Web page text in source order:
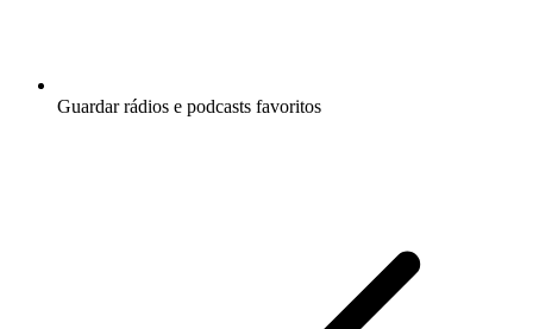
Guardar rádios e podcasts favoritos